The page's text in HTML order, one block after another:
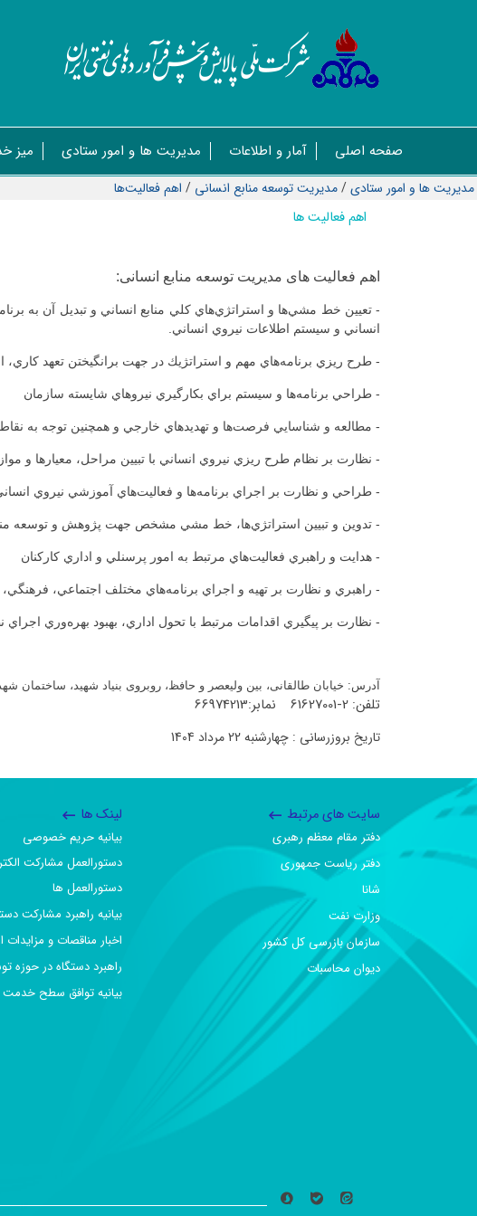
صفحه اصلی آمار و اطلاعات مدیریت ها و امور ستادی میز
مدیریت ها و امور ستادی/مديريت توسعه منابع انسانی / اهم فعاليت‌ها
اهم فعالیت ها
اهم فعالیت های مدیریت توسعه منابع انسانی:
- تعيين خط مشي‌ها و استراتژي‌هاي كلي منابع انساني و تبديل آن به
انساني و سيستم اطلاعات نيروي انساني.
- طرح ريزي برنامه‌هاي مهم و استراتژيك در جهت برانگيختن تعهد كاري،
- طراحي برنامه‌ها و سيستم براي بكارگيري نيروهاي شايسته سازمان
- مطالعه و شناسايي فرصت‌ها و تهديدهاي خارجي و همچنين توجه به
- نظارت بر نظام طرح ريزي نيروي انساني با تبيين مراحل، معيارها و
- طراحي و نظارت بر اجراي برنامه‌ها و فعاليت‌هاي آموزشي نيروي
- تدوين و تبيين استراتژي‌ها، خط مشي مشخص جهت پژوهش و توسعه
- هدايت و راهبري فعاليت‌هاي مرتبط به امور پرسنلي و اداري كاركنان
- راهبري و نظارت بر تهيه و اجراي برنامه‌هاي مختلف اجتماعي،
- نظارت بر پيگيري اقدامات مرتبط با تحول اداري، بهبود بهره‌وري
آدرس: خیابان طالقانی، بين وليعصر و حافظ، روبروی بنیاد شهید،
تلفن: 2-61627001 نمابر:66974213
تاریخ بروزرسانی : چهارشنبه 22 مرداد 1404
سایت های مرتبط
دفتر مقام معظم رهبری
دفتر ریاست جمهوری
شانا
وزارت نفت
سازمان بازرسی کل کشور
دیوان محاسبات
لینک ها
بیانیه حریم خصوصی
دستورالعمل مشارکت
دستورالعمل ها
بیانیه راهبرد مشارکت
اخبار مناقصات و
راهبرد دستگاه در حوزه
بیانیه توافق سطح خدمت